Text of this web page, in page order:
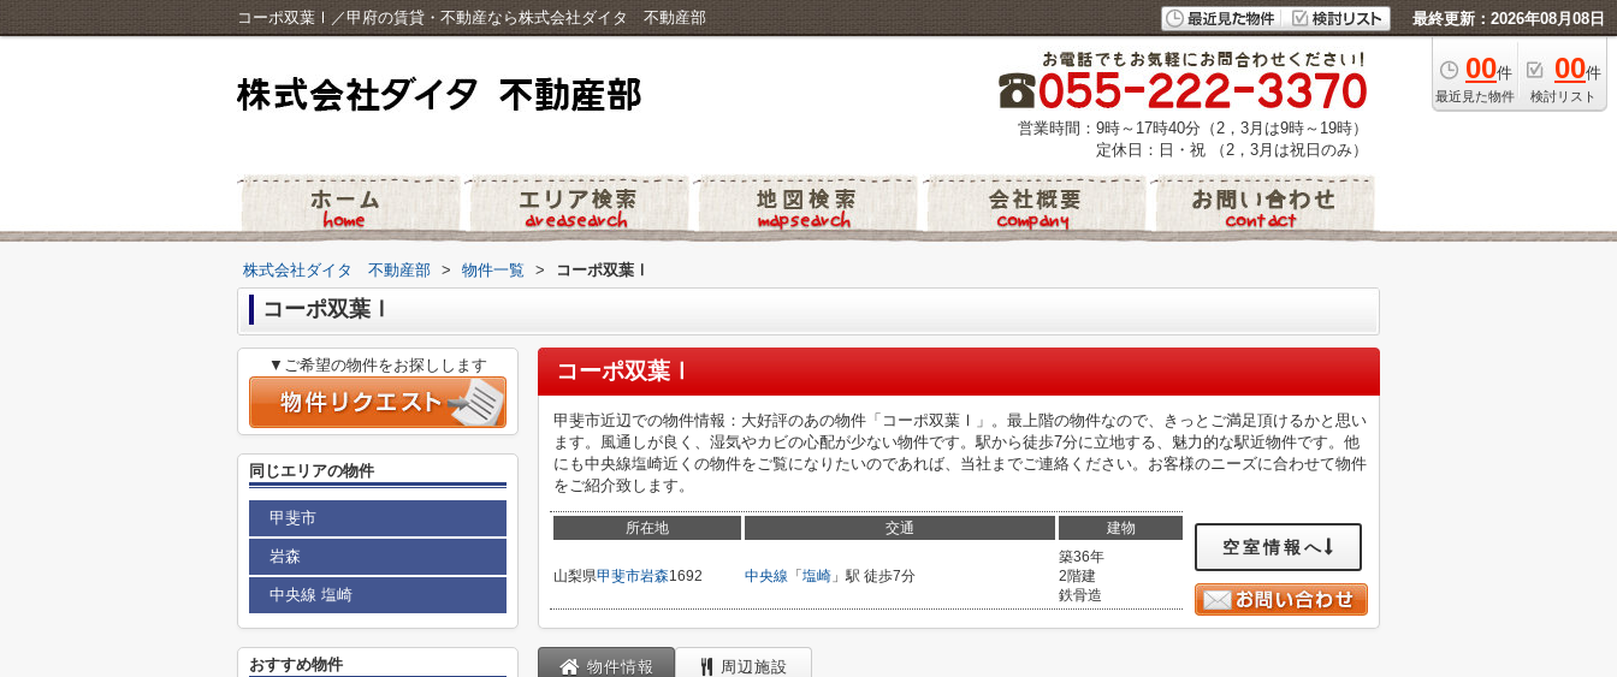
コーポ双葉Ⅰ／甲府の賃貸・不動産なら株式会社ダイタ 不動産部 最終更新：2026年08月08日
00件
最近見た物件
00件
検討リスト
営業時間：9時～17時40分（2，3月は9時～19時）
定休日：日・祝 （2，3月は祝日のみ）
株式会社ダイタ 不動産部 > 物件一覧 > コーポ双葉Ⅰ
コーポ双葉Ⅰ
コーポ双葉Ⅰ
甲斐市近辺での物件情報：大好評のあの物件「コーポ双葉Ⅰ」。最上階の物件なので、きっとご満足頂けるかと思い
ます。風通しが良く、湿気やカビの心配が少ない物件です。駅から徒歩7分に立地する、魅力的な駅近物件です。他
にも中央線塩崎近くの物件をご覧になりたいのであれば、当社までご連絡ください。お客様のニーズに合わせて物件
をご紹介致します。
所在地 交通 建物
山梨県甲斐市岩森1692 中央線 「 塩崎 」駅 徒歩7分
築36年
2階建
鉄骨造
空室情報へ
物件情報 周辺施設
▼ご希望の物件をお探しします
同じエリアの物件
甲斐市
岩森
中央線 塩崎
おすすめ物件